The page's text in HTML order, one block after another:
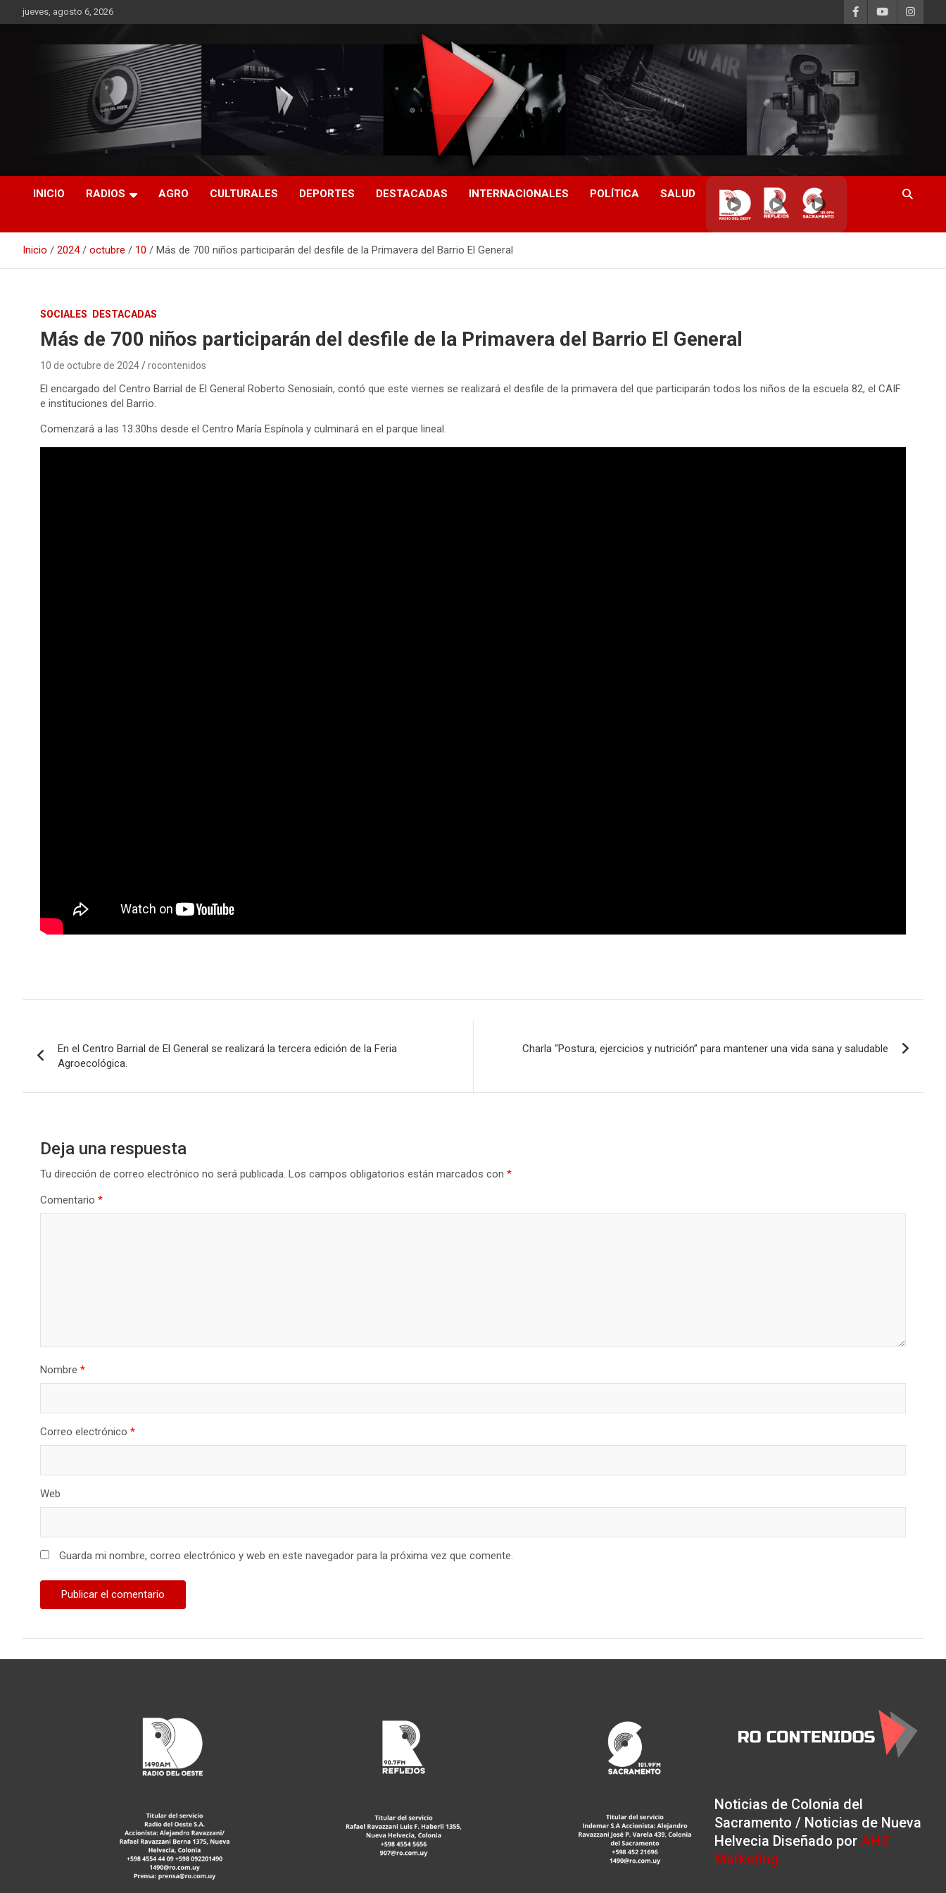
Saltar
al
jueves, agosto 6, 2026
RO CONTENIDOS
INICIO RADIOS AGRO CULTURALES DEPORTES DESTACADAS INTERNACIONALES POLÍTICA SALUD
▶ ▶ ▶
Inicio 2024 octubre 10 Más de 700 niños participarán del desfile de la Primavera del Barrio El General
SOCIALES DESTACADAS
Más de 700 niños participarán del desfile de la Primavera del Barrio El General
10 de octubre de 2024 rocontenidos
El encargado del Centro Barrial de El General Roberto Senosiaín, contó que este viernes se realizará el desfile de la primavera del que participarán todos los niños de la escuela 82, el CAIF
e instituciones del Barrio.
Comenzará a las 13.30hs desde el Centro María Espínola y culminará en el parque lineal.
de
entradas
En el Centro Barrial de El General se realizará la tercera edición de la Feria
Agroecológica.
Charla “Postura, ejercicios y nutrición” para mantener una vida sana y saludable
Deja una respuesta
Tu dirección de correo electrónico no será publicada. Los campos obligatorios están marcados con *
Comentario *
Nombre *
Correo electrónico *
Web
Guarda mi nombre, correo electrónico y web en este navegador para la próxima vez que comente.
Noticias de Colonia del
Sacramento / Noticias de Nueva
Helvecia Diseñado por AHZ
Marketing